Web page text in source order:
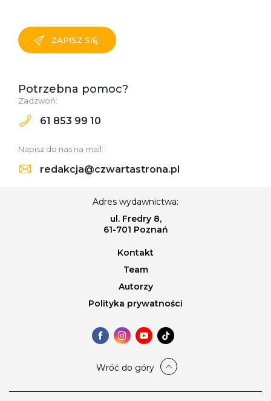
ZAPISZ SIĘ
Potrzebna pomoc?
Zadzwoń:
61 853 99 10
Napisz do nas na mail:
redakcja@czwartastrona.pl
Adres wydawnictwa:
ul. Fredry 8,
61-701 Poznań
Kontakt
Team
Autorzy
Polityka prywatności
Wróć do góry